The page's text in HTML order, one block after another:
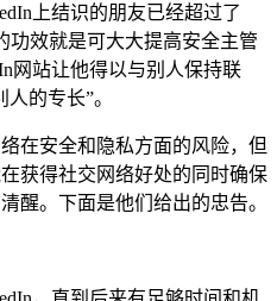
上结识的朋友已经超过了
功效就是可大大提高安全主管
网站让他得以与别人保持联
的专长”。
在安全和隐私方面的风险，但
获得社交网络好处的同时确保
醒。下面是他们给出的忠告。